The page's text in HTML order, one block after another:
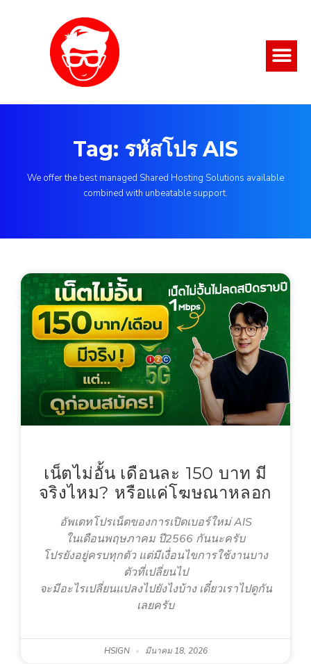
Tag: รหัสโปร AIS
We offer the best managed Shared Hosting Solutions available
combined with unbeatable support.
เน็ตไม่อั้น เดือนละ 150 บาท มี
จริงไหม? หรือแค่โฆษณาหลอก
อัพเดทโปรเน็ตของการเปิดเบอร์ใหม่ AIS
ในเดือนพฤษภาคม ปี2566 กันนะครับ
โปรยังอยู่ครบทุกตัว แต่มีเงื่อนไขการใช้งานบาง
ตัวที่เปลี่ยนไป
จะมีอะไรเปลี่ยนแปลงไปยังไงบ้าง เดี๋ยวเราไปดูกัน
เลยครับ
HSIGN มีนาคม 18, 2026